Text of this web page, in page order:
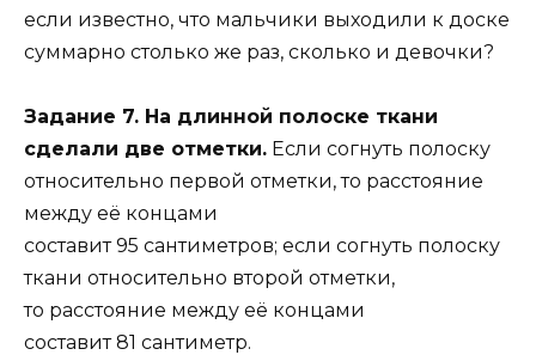
если известно, что мальчики выходили к доске
суммарно столько же раз, сколько и девочки?
Задание 7. На длинной полоске ткани
сделали две отметки. Если согнуть полоску
относительно первой отметки, то расстояние
между её концами
составит 95 сантиметров; если согнуть полоску
ткани относительно второй отметки,
то расстояние между её концами
составит 81 сантиметр.